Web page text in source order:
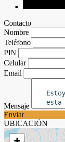
Contacto
Nombre
Teléfono
PIN
Celular
Email
Mensaje
Enviar
UBICACIÓN